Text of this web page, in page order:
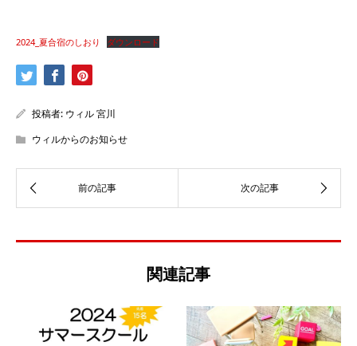
2024_夏合宿のしおり ダウンロード
投稿者: ウィル 宮川
ウィルからのお知らせ
関連記事